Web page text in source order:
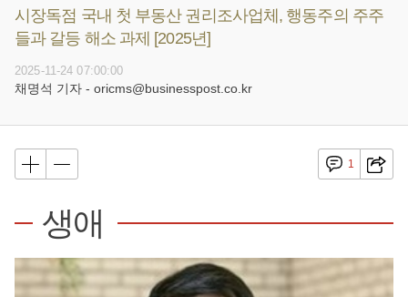
시장독점 국내 첫 부동산 권리조사업체, 행동주의 주주
들과 갈등 해소 과제 [2025년]
2025-11-24 07:00:00
채명석 기자 - oricms@businesspost.co.kr
1
생애